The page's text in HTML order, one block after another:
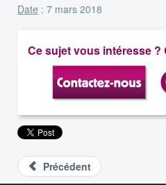
Date : 7 mars 2018
Ce sujet vous intéresse ?
Précédent